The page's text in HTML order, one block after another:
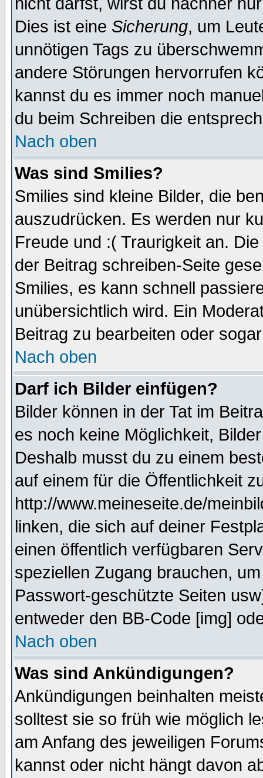
Dies ist eine Sicherung, um
unnötigen Tags zu
andere Störungen hervorrufen
kannst du es immer noch
du beim Schreiben die
Nach oben
Was sind Smilies?
Smilies sind kleine Bilder, die
auszudrücken. Es werden nur
Freude und :( Traurigkeit an.
der Beitrag schreiben-Seite
Smilies, es kann schnell
unübersichtlich wird. Ein
Beitrag zu bearbeiten oder
Nach oben
Darf ich Bilder einfügen?
Bilder können in der Tat im
es noch keine Möglichkeit,
Deshalb musst du zu einem
auf einem für die Öffentlichkeit
http://www.meineseite.de/
linken, die sich auf deiner
einen öffentlich verfügbaren
speziellen Zugang brauchen,
Passwort-geschützte Seiten
entweder den BB-Code [img]
Nach oben
Was sind Ankündigungen?
Ankündigungen beinhalten
solltest sie so früh wie möglich
am Anfang des jeweiligen
kannst oder nicht hängt davon